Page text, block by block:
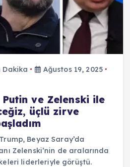
Dakika
Ağustos 19, 2025
ve Zelenski ile
üçlü zirve
Beyaz Saray’da
Zelenski’nin de aralarında
liderleriyle görüştü.